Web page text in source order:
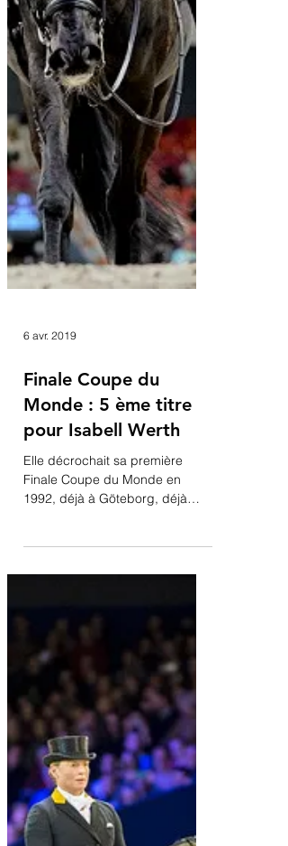
6 avr. 2019
Finale Coupe du
Monde : 5 ème titre
pour Isabell Werth
Elle décrochait sa première
ans plus tard Isabell...